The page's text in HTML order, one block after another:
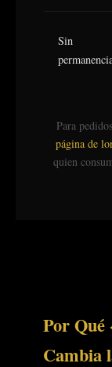
Sin
Para
página de
quien
Por Qué
Cambia